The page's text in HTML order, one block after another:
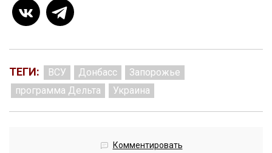
ТЕГИ: ВСУ Донбасс
Запорожье
программа Дельта
Украина
Комментировать